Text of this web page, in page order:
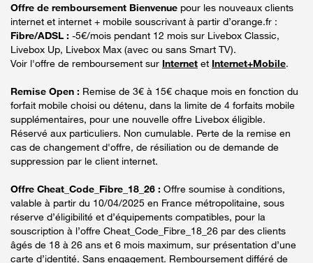
Offre de remboursement Bienvenue pour les nouveaux clients
internet et internet + mobile souscrivant à partir d’orange.fr :
Fibre/ADSL : -5€/mois pendant 12 mois sur Livebox Classic,
Livebox Up, Livebox Max (avec ou sans Smart TV).
Voir l'offre de remboursement sur Internet et Internet+Mobile.
Remise Open : Remise de 3€ à 15€ chaque mois en fonction du
forfait mobile choisi ou détenu, dans la limite de 4 forfaits mobile
supplémentaires, pour une nouvelle offre Livebox éligible.
Réservé aux particuliers. Non cumulable. Perte de la remise en
cas de changement d'offre, de résiliation ou de demande de
suppression par le client internet.
Offre Cheat_Code_Fibre_18_26 : Offre soumise à conditions,
valable à partir du 10/04/2025 en France métropolitaine, sous
réserve d’éligibilité et d’équipements compatibles, pour la
souscription à l’offre Cheat_Code_Fibre_18_26 par des clients
âgés de 18 à 26 ans et 6 mois maximum, sur présentation d’une
carte d’identité. Sans engagement. Remboursement différé de